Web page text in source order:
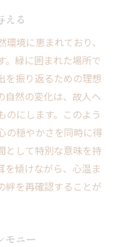
が提供する特別な
儀の計画
功例
軟な葬儀提案
実現するポイント
めのステップ
の選び方
のヒント
葬の秘訣
える
境に恵まれており、
。緑に囲まれた場所で
を振り返るための理想
自然の変化は、故人へ
のにします。このよう
の穏やかさを同時に得
として特別な意味を持
を傾けながら、心温ま
絆を再確認することが
モニー